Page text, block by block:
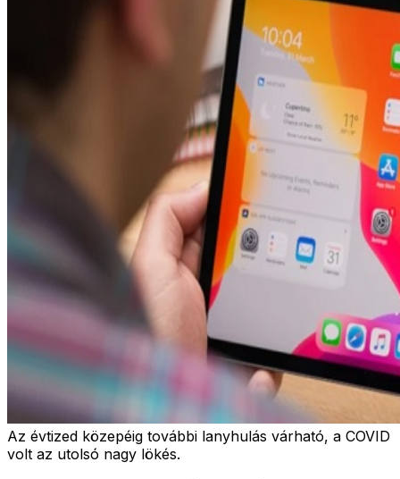
Az évtized közepéig további lanyhulás várható, a COVID
volt az utolsó nagy lökés.